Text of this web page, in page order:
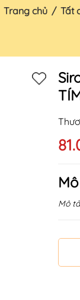
Trang chủ / Tất
Mô